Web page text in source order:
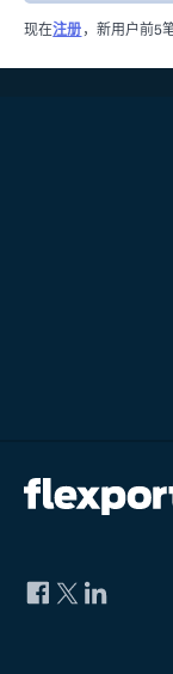
现在注册 ，新用户前5